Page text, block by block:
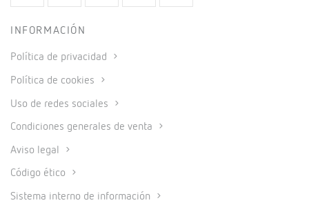
INFORMACIÓN
Política de privacidad
Política de cookies
Uso de redes sociales
Condiciones generales de venta
Aviso legal
Código ético
Sistema interno de información